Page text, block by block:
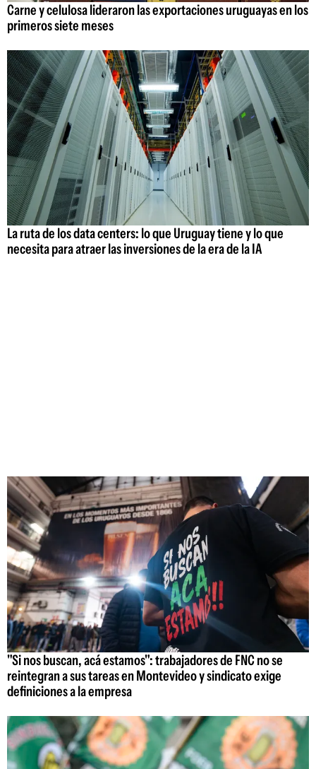
Carne y celulosa lideraron las exportaciones uruguayas en los
primeros siete meses
La ruta de los data centers: lo que Uruguay tiene y lo que
necesita para atraer las inversiones de la era de la IA
"Si nos buscan, acá estamos": trabajadores de FNC no se
reintegran a sus tareas en Montevideo y sindicato exige
definiciones a la empresa